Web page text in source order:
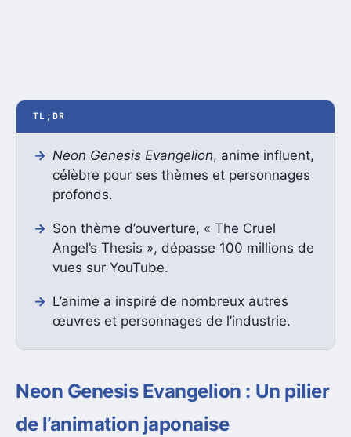
TL;DR
Neon Genesis Evangelion, anime influent,
célèbre pour ses thèmes et personnages
profonds.
Son thème d’ouverture, « The Cruel
Angel’s Thesis », dépasse 100 millions de
vues sur YouTube.
L’anime a inspiré de nombreux autres
œuvres et personnages de l’industrie.
Neon Genesis Evangelion : Un pilier
de l’animation japonaise